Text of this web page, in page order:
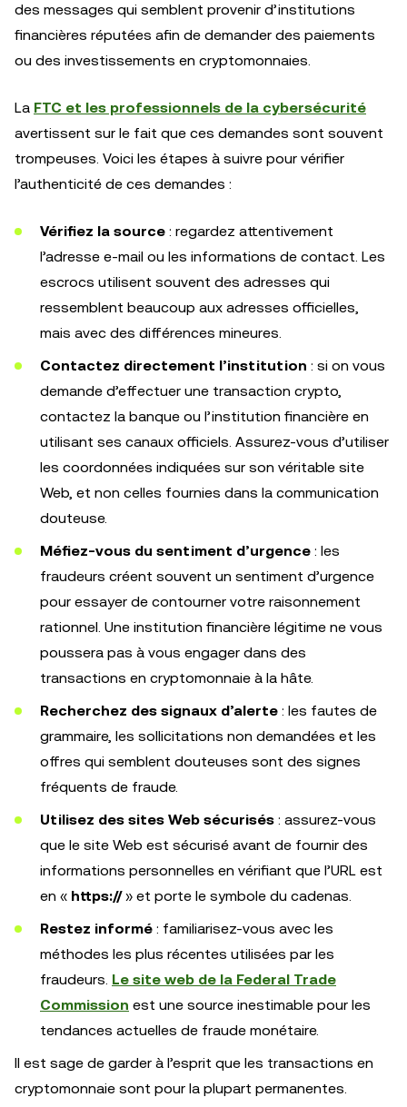
des messages qui semblent provenir d’institutions
financières réputées afin de demander des paiements
ou des investissements en cryptomonnaies.
La FTC et les professionnels de la cybersécurité
avertissent sur le fait que ces demandes sont souvent
trompeuses. Voici les étapes à suivre pour vérifier
l’authenticité de ces demandes :
Vérifiez la source : regardez attentivement
l’adresse e-mail ou les informations de contact. Les
escrocs utilisent souvent des adresses qui
ressemblent beaucoup aux adresses officielles,
mais avec des différences mineures.
Contactez directement l’institution : si on vous
demande d’effectuer une transaction crypto,
contactez la banque ou l’institution financière en
utilisant ses canaux officiels. Assurez-vous d’utiliser
les coordonnées indiquées sur son véritable site
Web, et non celles fournies dans la communication
douteuse.
Méfiez-vous du sentiment d’urgence : les
fraudeurs créent souvent un sentiment d’urgence
pour essayer de contourner votre raisonnement
rationnel. Une institution financière légitime ne vous
poussera pas à vous engager dans des
transactions en cryptomonnaie à la hâte.
Recherchez des signaux d’alerte : les fautes de
grammaire, les sollicitations non demandées et les
offres qui semblent douteuses sont des signes
fréquents de fraude.
Utilisez des sites Web sécurisés : assurez-vous
que le site Web est sécurisé avant de fournir des
informations personnelles en vérifiant que l’URL est
en « https://» et porte le symbole du cadenas.
Restez informé : familiarisez-vous avec les
méthodes les plus récentes utilisées par les
fraudeurs. Le site web de la Federal Trade
Commission est une source inestimable pour les
tendances actuelles de fraude monétaire.
Il est sage de garder à l’esprit que les transactions en
cryptomonnaie sont pour la plupart permanentes.